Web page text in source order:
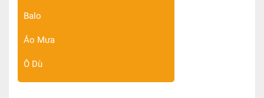
Balo
Áo Mưa
Ô Dù